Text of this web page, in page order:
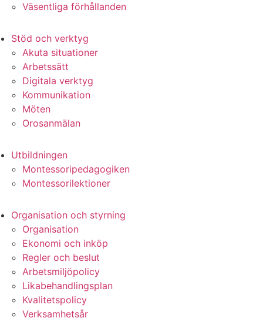
Väsentliga förhållanden
Stöd och verktyg
Akuta situationer
Arbetssätt
Digitala verktyg
Kommunikation
Möten
Orosanmälan
Utbildningen
Montessoripedagogiken
Montessorilektioner
Organisation och styrning
Organisation
Ekonomi och inköp
Regler och beslut
Arbetsmiljöpolicy
Likabehandlingsplan
Kvalitetspolicy
Verksamhetsår